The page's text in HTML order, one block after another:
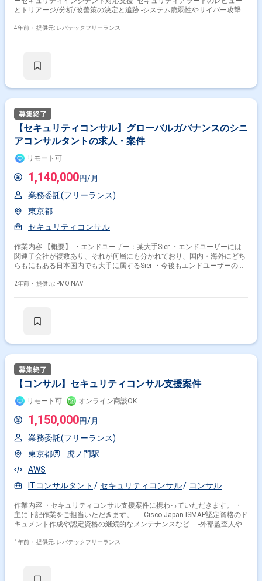
とトリアージ/分析/改善策の決定と追跡 ‐システム脆弱性やサイバー攻撃に
整備に係る企画と実践 ‐サイバーセキュリティに関するリスクの実施 ‐セキ
4年前・ 提供元: レバテックフリーランス
【セキュリティコンサル】グローバルガバナンスのシニ
アコンサルタントの求人・案件
リモート可
1,140,000円/月
業務委託(フリーランス)
東京都
セキュリティコンサル
作業内容 【概要】 ・エンドユーザー：某大手Sier ・エンドユーザーには
関連子会社が複数あり、それが何層にも分かれており、国内・海外にどち
らもにもある日本国内でも大手に属するSier ・今後もエンドユーザーの傘
るセキュリティポリシーを適用しないといけない ・上記に伴い発生する顕
善案の策定～提案 ・上記に必要な書類作成 ・顧客折衝（エンドユーザの
2年前・ 提供元: PMO NAVI
【コンサル】セキュリティコンサル支援案件
リモート可 オンライン商談OK
1,150,000円/月
業務委託(フリーランス)
東京都
虎ノ門駅
AWS
ITコンサルタント
セキュリティコンサル コンサル
作業内容 ・セキュリティコンサル支援案件に携わっていただきます。 ・
主に下記作業をご担当いただきます。 -Cisco Japan ISMAP認定資格のド
キュメント作成や認定資格の継続的なメンテナンスなど -外部監査人や
のISMAPの取り組みについて日本IPAと直接連携
1年前・ 提供元: レバテックフリーランス